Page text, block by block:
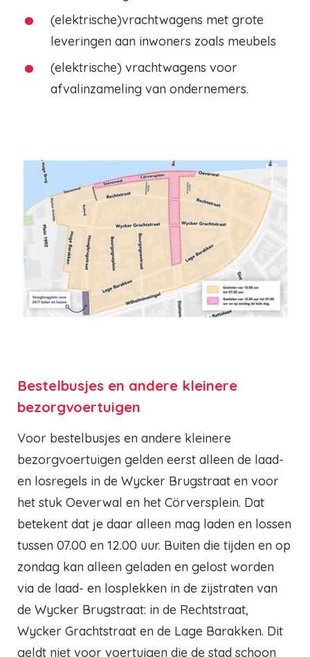
(elektrische)vrachtwagens met grote
leveringen aan inwoners zoals meubels
(elektrische) vrachtwagens voor
afvalinzameling van ondernemers.
Bestelbusjes en andere kleinere
bezorgvoertuigen
Voor bestelbusjes en andere kleinere
bezorgvoertuigen gelden eerst alleen de laad-
en losregels in de Wycker Brugstraat en voor
het stuk Oeverwal en het Cörversplein. Dat
betekent dat je daar alleen mag laden en lossen
tussen 07.00 en 12.00 uur. Buiten die tijden en op
zondag kan alleen geladen en gelost worden
via de laad- en losplekken in de zijstraten van
de Wycker Brugstraat: in de Rechtstraat,
Wycker Grachtstraat en de Lage Barakken. Dit
geldt niet voor voertuigen die de stad schoon